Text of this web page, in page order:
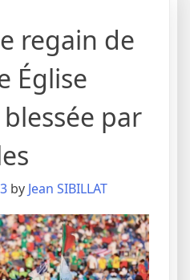
regain de
Église
par
by Jean SIBILLAT